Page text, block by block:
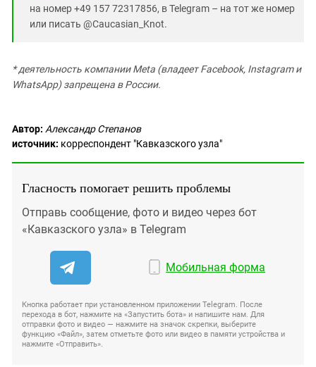
на номер +49 157 72317856, в Telegram – на тот же номер
или писать @Caucasian_Knot.
* деятельность компании Meta (владеет Facebook, Instagram и
WhatsApp) запрещена в России.
Автор: Александр Степанов
источник: корреспондент "Кавказского узла"
Гласность помогает решить проблемы
Отправь сообщение, фото и видео через бот
«Кавказского узла» в Telegram
Мобильная форма
Кнопка работает при установленном приложении Telegram. После
перехода в бот, нажмите на «Запустить бота» и напишите нам. Для
отправки фото и видео — нажмите на значок скрепки, выберите
функцию «Файл», затем отметьте фото или видео в памяти устройства и
нажмите «Отправить».